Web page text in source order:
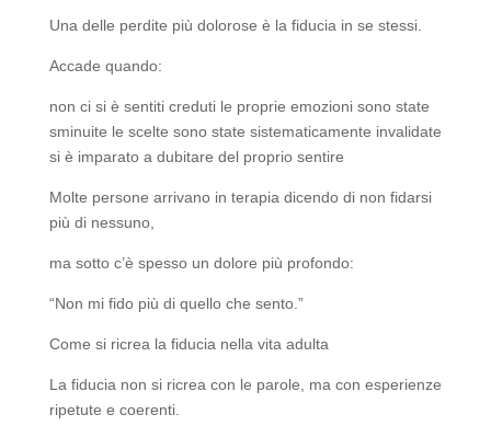
Una delle perdite più dolorose è la fiducia in se stessi.
Accade quando:
non ci si è sentiti creduti le proprie emozioni sono state
sminuite le scelte sono state sistematicamente invalidate
si è imparato a dubitare del proprio sentire
Molte persone arrivano in terapia dicendo di non fidarsi
più di nessuno,
ma sotto c’è spesso un dolore più profondo:
“Non mi fido più di quello che sento.”
Come si ricrea la fiducia nella vita adulta
La fiducia non si ricrea con le parole, ma con esperienze
ripetute e coerenti.